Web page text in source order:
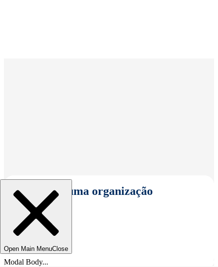
Selecionar uma organização
Open Main MenuClose
Modal Body...